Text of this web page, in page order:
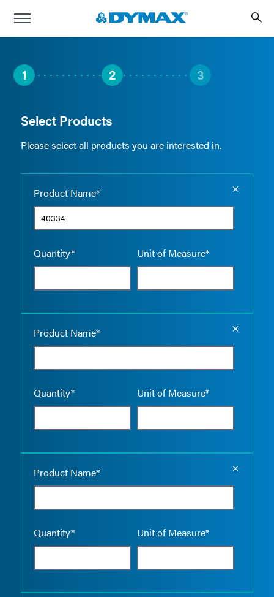
1 2 3
Select Products
Please select all products you are interested in.
Product Name*
Quantity* Unit of Measure*
Product Name*
Quantity* Unit of Measure*
Product Name*
Quantity* Unit of Measure*